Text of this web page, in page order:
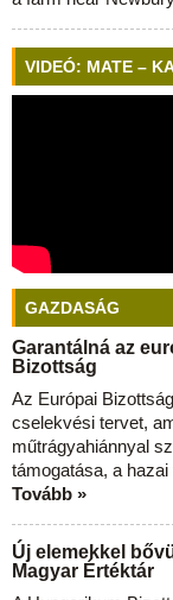
VIDEÓ: MATE –
GAZDASÁG
Garantálná az
Bizottság
Az Európai
cselekvési tervet,
műtrágyahiánnyal
támogatása, a
Tovább »
Új elemekkel
Magyar Értéktár